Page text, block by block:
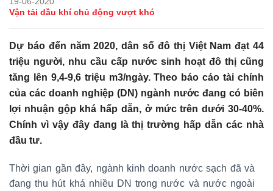
Vận tải dầu khí chủ động vượt khó
Dự báo đến năm 2020, dân số đô thị Việt Nam đạt 44
triệu người, nhu cầu cấp nước sinh hoạt đô thị cũng
tăng lên 9,4-9,6 triệu m3/ngày. Theo báo cáo tài chính
của các doanh nghiệp (DN) ngành nước đang có biên
lợi nhuận gộp khá hấp dẫn, ở mức trên dưới 30-40%.
Chính vì vậy đây đang là thị trường hấp dẫn các nhà
đầu tư.
Thời gian gần đây, ngành kinh doanh nước sạch đã và
đang thu hút khá nhiều DN trong nước và nước ngoài